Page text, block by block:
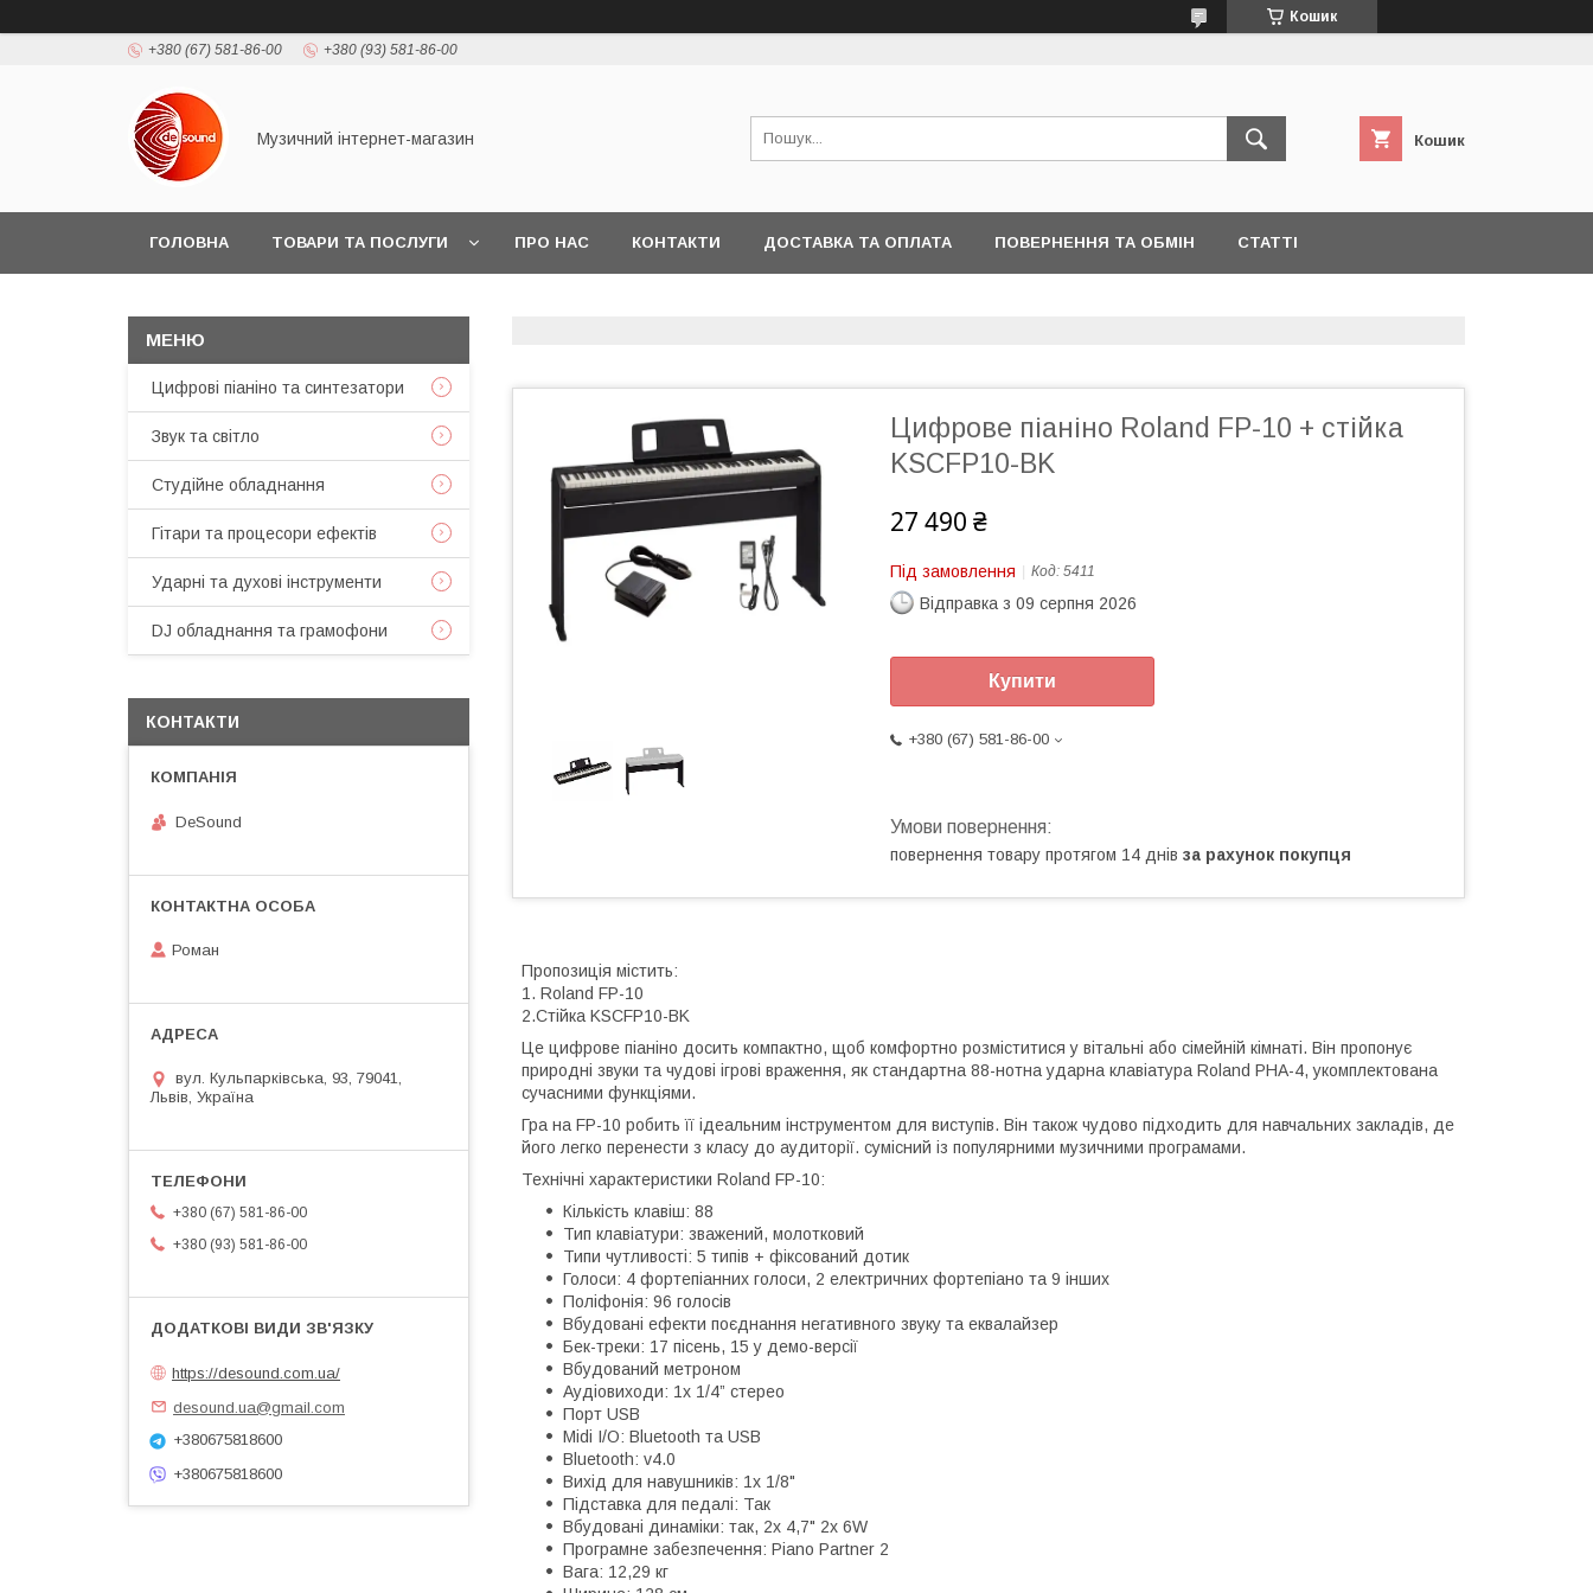
Кошик
+380 (67) 581-86-00 +380 (93) 581-86-00
Музичний інтернет-магазин Кошик
ГОЛОВНА ТОВАРИ ТА ПОСЛУГИ ПРО НАС КОНТАКТИ ДОСТАВКА ТА ОПЛАТА ПОВЕРНЕННЯ ТА ОБМІН СТАТТІ
Цифрове піаніно Roland FP-10 + стійка
KSCFP10-BK
27 490 ₴
Під замовлення Код: 5411
Відправка з 09 серпня 2026
Купити
+380 (67) 581-86-00
повернення товару протягом 14 днів за рахунок покупця
Пропозиція містить:
1. Roland FP-10
2.Стійка KSCFP10-BK
Це цифрове піаніно досить компактно, щоб комфортно розміститися у вітальні або сімейній кімнаті. Він пропонує
природні звуки та чудові ігрові враження, як стандартна 88-нотна ударна клавіатура Roland PHA-4, укомплектована
сучасними функціями.
Гра на FP-10 робить її ідеальним інструментом для виступів. Він також чудово підходить для навчальних закладів, де
його легко перенести з класу до аудиторії. сумісний із популярними музичними програмами.
Технічні характеристики Roland FP-10:
Кількість клавіш: 88
Тип клавіатури: зважений, молотковий
Типи чутливості: 5 типів + фіксований дотик
Голоси: 4 фортепіанних голоси, 2 електричних фортепіано та 9 інших
Поліфонія: 96 голосів
Вбудовані ефекти поєднання негативного звуку та еквалайзер
Бек-треки: 17 пісень, 15 у демо-версії
Вбудований метроном
Аудіовиходи: 1х 1/4” стерео
Порт USB
Midi I/O: Bluetooth та USB
Bluetooth: v4.0
Вихід для навушників: 1x 1/8"
Підставка для педалі: Так
Вбудовані динаміки: так, 2x 4,7" 2x 6W
Програмне забезпечення: Piano Partner 2
Вага: 12,29 кг
Цифрові піаніно та синтезатори
Звук та світло
Студійне обладнання
Гітари та процесори ефектів
Ударні та духові інструменти
DJ обладнання та грамофони
КОНТАКТИ
DeSound
Роман
вул. Кульпарківська, 93, 79041,
Львів, Україна
+380 (67) 581-86-00
+380 (93) 581-86-00
https://desound.com.ua/
desound.ua@gmail.com
+380675818600
+380675818600